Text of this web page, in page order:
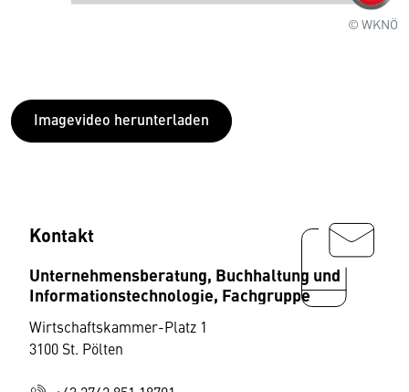
© WKNÖ
Imagevideo herunterladen
Kontakt
Unternehmensberatung, Buchhaltung und
Informationstechnologie, Fachgruppe
Wirtschaftskammer-Platz 1
3100 St. Pölten